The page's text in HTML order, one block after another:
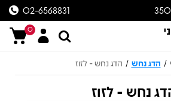
משלוח חינם עד הבית מעל 350
02-6568831
0
/ הדג נחש / הדג נחש - לזוז
נחש - לזוז